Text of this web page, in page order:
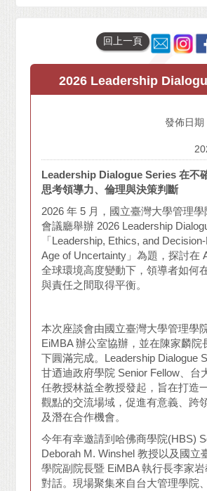
回上一頁
2026 Leadership
發佈日
Leadership Dialogue Series 在不
思考領導力、倫理與決策判斷
2026 年 5 月，國立臺灣大學管理
會議廳舉辦 2026 Leadership
「Leadership, Ethics, and
Age of Uncertainty」為題，探討在
全球環境高度變動下，領導者如何
與責任之間取得平衡。
本次座談會由國立臺灣大學管理學
EiMBA 辦公室協辦，並在陳家麟院
下圓滿完成。Leadership Dialogue
甘迺迪政府學院 Senior Fellow、台
任教授林益全教授發起，旨在打造
觀點的交流場域，促進有意義、跨
及潛在合作機會。
今年有幸邀請到哈佛商學院(HBS)
Deborah M. Winshel 教授以及國立
學院副院長暨 EiMBA 執行長李家
對話。現場聚集來自台大管理學院